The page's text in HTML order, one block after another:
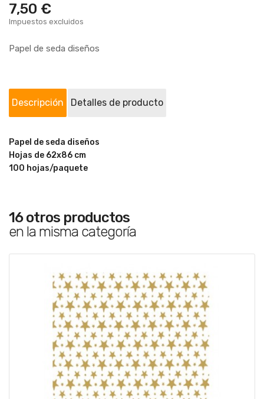
7,50 €
Impuestos excluidos
Papel de seda diseños
Descripción Detalles de producto
Papel de seda diseños
Hojas de 62x86 cm
100 hojas/paquete
16 otros productos
en la misma categoría